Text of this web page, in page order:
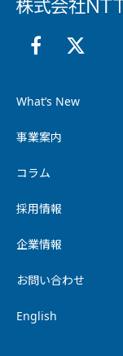
What’s New
事業案内
コラム
採用情報
企業情報
お問い合わせ
English